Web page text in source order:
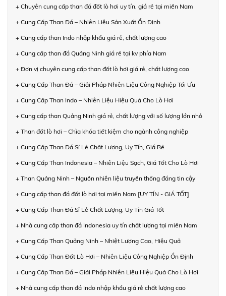
+ Chuyên cung cấp than đá đốt lò hơi uy tín, giá rẻ tại miền Nam
+ Cung Cấp Than Đá – Nhiên Liệu Sản Xuất Ổn Định
+ Cung cấp than Indo nhập khẩu giá rẻ, chất lượng cao
+ Cung cấp than đá Quảng Ninh giá rẻ tại kv phía Nam
+ Đơn vị chuyên cung cấp than đốt lò hơi giá rẻ, chất lượng cao
+ Cung Cấp Than Đá – Giải Pháp Nhiên Liệu Công Nghiệp Tối Ưu
+ Cung Cấp Than Indo – Nhiên Liệu Hiệu Quả Cho Lò Hơi
+ Cung cấp than Quảng Ninh giá rẻ, chất lượng với số lượng lớn nhỏ
+ Than đốt lò hơi – Chìa khóa tiết kiệm cho ngành công nghiệp
+ Cung Cấp Than Đá Sỉ Lẻ Chất Lượng, Uy Tín, Giá Rẻ
+ Cung Cấp Than Indonesia – Nhiên Liệu Sạch, Giá Tốt Cho Lò Hơi
+ Than Quảng Ninh – Nguồn nhiên liệu truyền thống đáng tin cậy
+ Cung cấp than đá đốt lò hơi tại miền Nam [UY TÍN - GIÁ TỐT]
+ Cung Cấp Than Đá Sỉ Lẻ Chất Lượng, Uy Tín Giá Tốt
+ Nhà cung cấp than đá Indonesia uy tín chất lượng tại miền Nam
+ Cung Cấp Than Quảng Ninh – Nhiệt Lượng Cao, Hiệu Quả
+ Cung Cấp Than Đốt Lò Hơi – Nhiên Liệu Công Nghiệp Ổn Định
+ Cung Cấp Than Đá – Giải Pháp Nhiên Liệu Hiệu Quả Cho Lò Hơi
+ Nhà cung cấp than đá Indo nhập khẩu giá rẻ chất lượng cao